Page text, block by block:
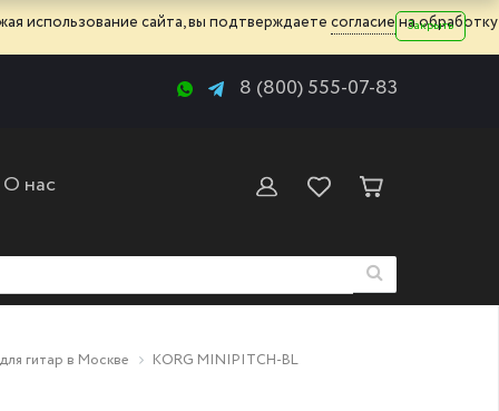
использование сайта, вы подтверждаете согласиена обработку
Закрыть
8 (800) 555-07-83
О нас
гитар в Москве KORG MINIPITCH-BL